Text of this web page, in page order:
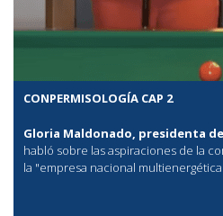
CONPERMISOLOGÍA CAP 2
Gloria Maldonado, presidenta
habló sobre las aspiraciones de la
la "empresa nacional